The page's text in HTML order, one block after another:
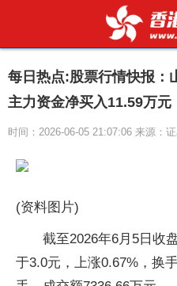
每日热点:股票行情快报：
主力资金净买入11.59万元
时间：2026-06-05 21:07:06 来源：
(资料图片)
截至2026年6月5日收
于3.0元，上涨0.67%，换